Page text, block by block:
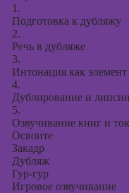
1.
Подготовка к дубляжу
2.
Речь в дубляже
3.
Интонация как
4.
Дублирование и
5.
Озвучивание книг и
Освоите
Закадр
Дубляж
Гур-гур
Игровое озвучивание